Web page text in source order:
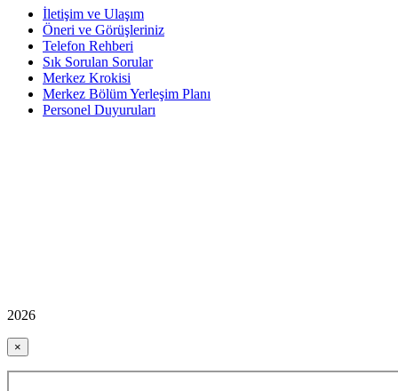
İletişim ve Ulaşım
Öneri ve Görüşleriniz
Telefon Rehberi
Sık Sorulan Sorular
Merkez Krokisi
Merkez Bölüm Yerleşim Planı
Personel Duyuruları
2026
×